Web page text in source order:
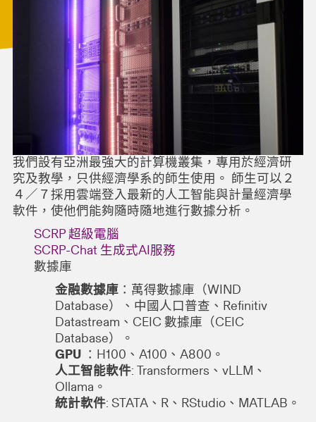
我們設有亞洲最強大的計算機叢集，專用於經濟研
究及教學，只供經濟學系的師生使用。 師生可以２
４／７採用雲端登入最新的人工智能與計量經濟學
軟件，使他們能夠隨時隨地進行數據分析。
SCRP 超級電腦
SCRP-Chat 生成式AI服務
數據庫
金融數據庫 ：萬得數據庫（WIND
Database）、中國人口普查、Refinitiv
Datastream、CEIC 數據庫（CEIC
Database）。
GPU ：H100、A100、A800。
人工智能軟件: Transformers、vLLM、
Ollama。
統計軟件: STATA、R、RStudio、MATLAB。